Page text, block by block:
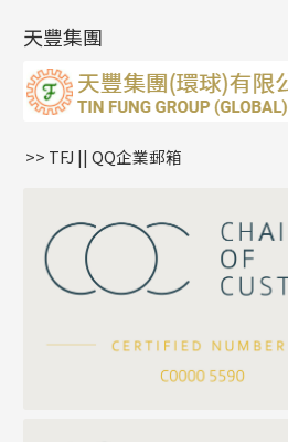
公司名稱
雙十字鏈系列
水波鏈系列
蛇骨鏈系列
鏈尾系列
嘴唇鏈系列
S車花鏈系列
珍珠鏈系列
坦克鏈系列
滿天星鏈系列
方假繩鏈系列
耳環扣系列
耳綫/耳鈎系列
耳環爪頭
耳環
字母吊墜
相盒吊墜
項鏈吊墜
生肖吊墜
星座吊墜
珠扣
天豐集團
>> TFJ || QQ企業郵箱